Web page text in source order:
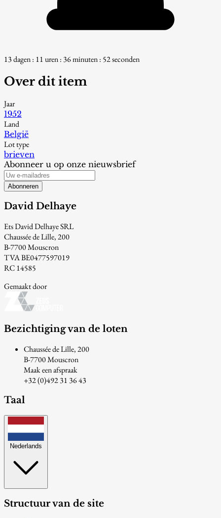
13 dagen : 11 uren : 36 minuten : 51 seconden
Over dit item
Jaar
1952
Land
België
Lot type
brieven
Abonneer u op onze nieuwsbrief
Abonneren
David Delhaye
Ets David Delhaye SRL
Chaussée de Lille, 200
B-7700 Mouscron
TVA BE0477597019
RC 14585
Gemaakt door
Bezichtiging van de loten
Chaussée de Lille, 200
B-7700 Mouscron
Maak een afspraak
+32 (0)492 31 36 43
Taal
Nederlands
Structuur van de site